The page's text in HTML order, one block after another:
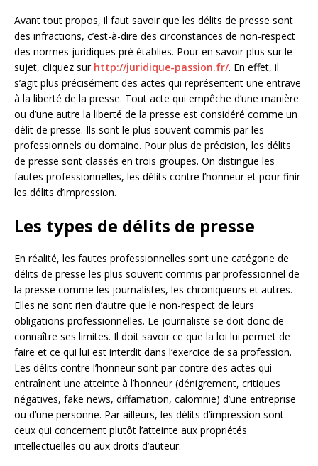
Avant tout propos, il faut savoir que les délits de presse sont
des infractions, c’est-à-dire des circonstances de non-respect
des normes juridiques pré établies. Pour en savoir plus sur le
sujet, cliquez sur http://juridique-passion.fr/. En effet, il
s’agit plus précisément des actes qui représentent une entrave
à la liberté de la presse. Tout acte qui empêche d’une manière
ou d’une autre la liberté de la presse est considéré comme un
délit de presse. Ils sont le plus souvent commis par les
professionnels du domaine. Pour plus de précision, les délits
de presse sont classés en trois groupes. On distingue les
fautes professionnelles, les délits contre l’honneur et pour finir
les délits d’impression.
Les types de délits de presse
En réalité, les fautes professionnelles sont une catégorie de
délits de presse les plus souvent commis par professionnel de
la presse comme les journalistes, les chroniqueurs et autres.
Elles ne sont rien d’autre que le non-respect de leurs
obligations professionnelles. Le journaliste se doit donc de
connaître ses limites. Il doit savoir ce que la loi lui permet de
faire et ce qui lui est interdit dans l’exercice de sa profession.
Les délits contre l’honneur sont par contre des actes qui
entraînent une atteinte à l’honneur (dénigrement, critiques
négatives, fake news, diffamation, calomnie) d’une entreprise
ou d’une personne. Par ailleurs, les délits d’impression sont
ceux qui concernent plutôt l’atteinte aux propriétés
intellectuelles ou aux droits d’auteur.